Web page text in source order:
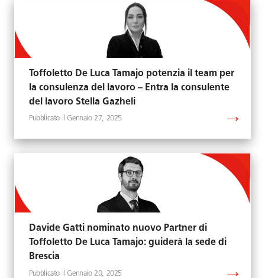
Toffoletto De Luca Tamajo potenzia il team per
la consulenza del lavoro – Entra la consulente
del lavoro Stella Gazheli
Gennaio 27, 2025
Davide Gatti nominato nuovo Partner di
Toffoletto De Luca Tamajo: guiderà la sede di
Brescia
Gennaio 20, 2025